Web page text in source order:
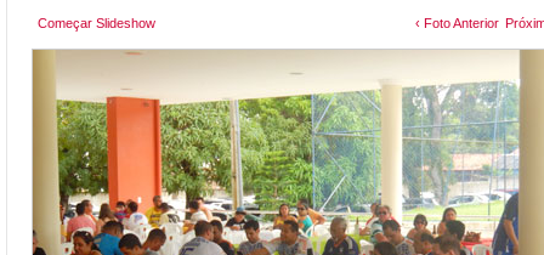
Começar Slideshow ‹ Foto Anterior